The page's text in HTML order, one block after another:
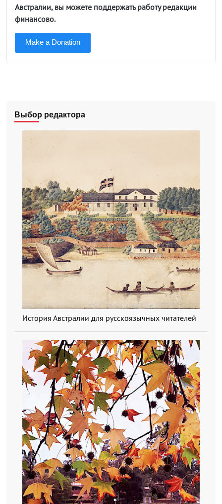
Австралии, вы можете поддержать работу редакции
финансово.
Make a Donation
Выбор редактора
История Австралии для русскоязычных читателей